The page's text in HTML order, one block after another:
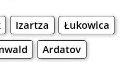
Izartza
Łukowica
Ardatov